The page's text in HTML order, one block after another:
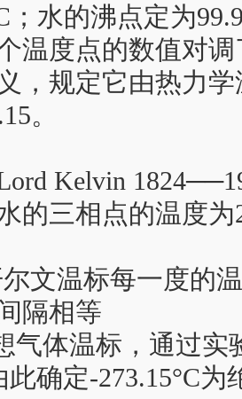
；水的沸点定为
温度点的数值对
，规定它由热力
。
Kelvin
的三相点的温度
尔文温标每一度的
隔相等
气体温标，通过
此确定-273.15°C